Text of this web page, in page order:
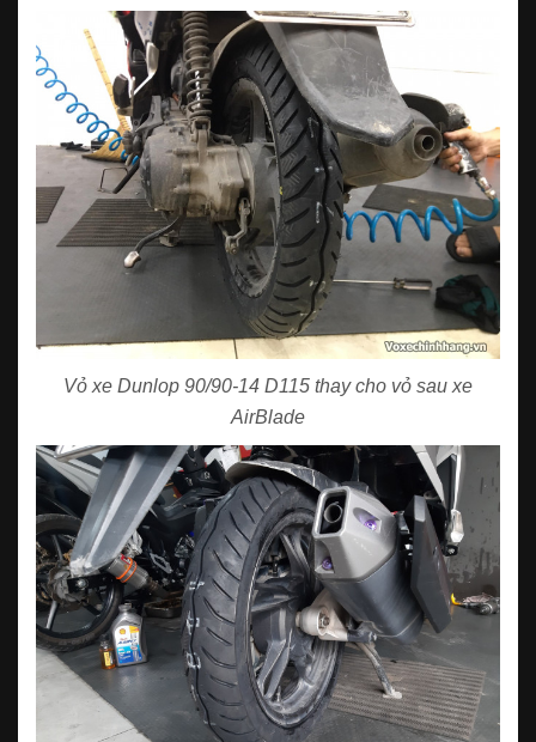
Vỏ xe Dunlop 90/90-14 D115 thay cho vỏ sau xe
AirBlade